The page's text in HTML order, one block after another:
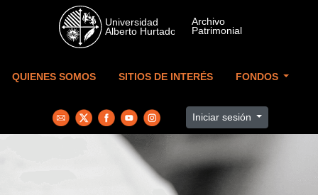
Skip to main content
QUIENES SOMOS SITIOS DE INTERÉS FONDOS
Iniciar sesión